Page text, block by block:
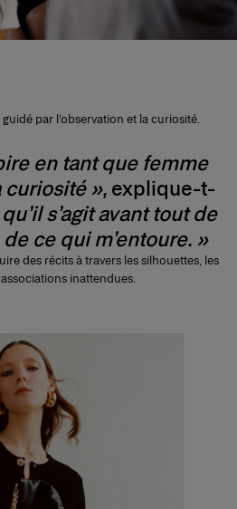
par l’observation et la curiosité.
en tant que femme
curiosité »,explique-t-
s’agit avant tout de
ce qui m’entoure. »
des récits à travers les silhouettes, les
inattendues.